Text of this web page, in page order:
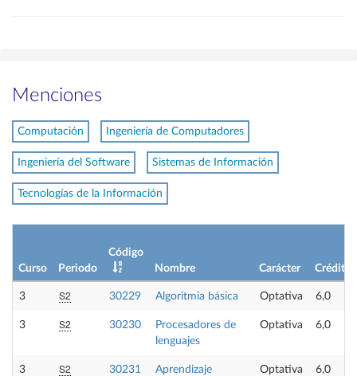
Menciones
Computación Ingeniería de Computadores
Ingeniería del Software Sistemas de Información
Tecnologías de la Información
Curso Periodo
Código
Nombre
Carácter Créditos
3 S2 30229 Algoritmia básica Optativa 6,0
3 S2 30230
Procesadores de
lenguajes
Optativa 6,0
3 S2 30231
Aprendizaje
Optativa 6,0